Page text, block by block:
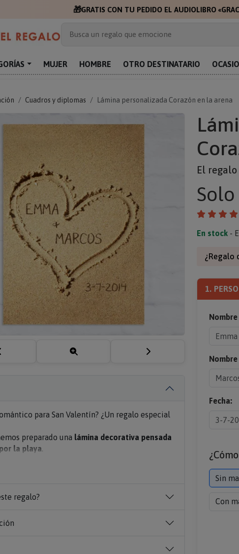
🎁GRATIS CON TU PEDIDO EL AUDIOLIBRO
Busca un regalo que emocione
Regalos personalizados para sorprender
MUJER HOMBRE OTRO DESTINATARIO
Cuadros y diplomas Lámina personalizada Corazón en la arena
para San Valentín? ¿Un regalo especial
preparado una lámina decorativa pensada
la playa.
están dibujados junto a un corazón
regalo?
El
Solo
En stock -
¿Regalo
1.
Nombre
Nombre
Fecha:
Sin
Con